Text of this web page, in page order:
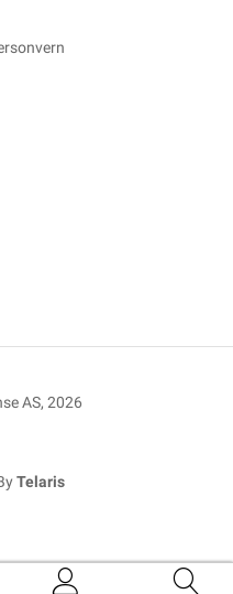
AS, 2026
Telaris